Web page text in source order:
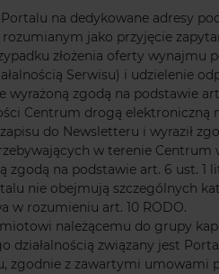
na dedykowane adresy
jako przyjęcie
złożenia oferty wynajmu
Serwisu) i udzielenie
zgodą na podstawie
Centrum drogą
do Newsletteru i wyraził
w terenie
na podstawie art. 6 ust. 1
nie obejmują szczególnych
w rozumieniu art. 10 RODO.
należącemu do grupy
działalnością związany jest
zgodnie z zawartymi